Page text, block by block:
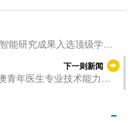
能研究成果入选顶级学术
下一则新闻
青年医生专业技术能力与
座谈会